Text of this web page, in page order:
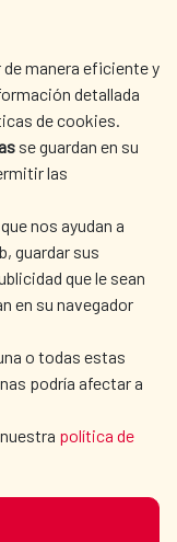
manera eficiente y
detallada
de cookies.
se guardan en su
las
que nos ayudan a
guardar sus
que le sean
en su navegador
o todas estas
podría afectar a
política de
WE COOPERATE?
PRESS ROOM
LIBRARY